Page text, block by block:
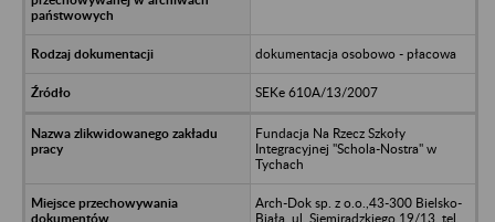
dokumentacja osobowo - płacowa
SEKe 610A/13/2007
Fundacja Na Rzecz Szkoły
Integracyjnej "Schola-Nostra" w
Tychach
Arch-Dok sp. z o.o.,43-300 Bielsko-
Biała, ul. Siemiradzkiego 19/13, tel.